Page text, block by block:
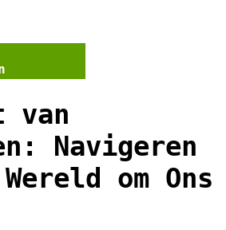
van
Navigeren
om Ons